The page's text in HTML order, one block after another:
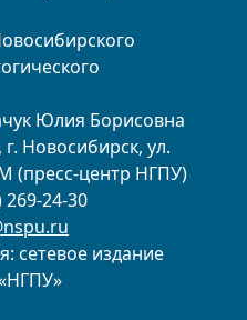
Юлия Борисовна
Новосибирск, ул.
(пресс-центр НГПУ)
24-30
сетевое издание